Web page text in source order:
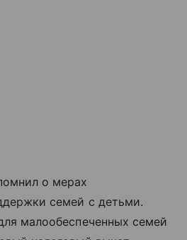
о мерах
семей с детьми.
малообеспеченных семей